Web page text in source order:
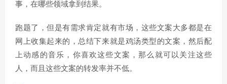
事，在哪些领域拿到结果。
跑题了，但是有需求肯定就有市场，这些文案大多都是在
网上收集起来的，总结下来就是鸡汤类型的文案，然后配
上动感的音乐，你喜欢这些文案，那么就可以关注这些
人，而且这些文案的转发率并不低。